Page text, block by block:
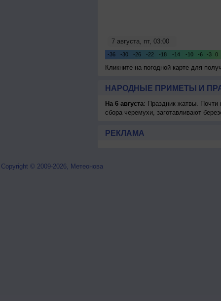
Кликните на погодной карте для
НАРОДНЫЕ ПРИМЕТЫ И
На 6 августа: Праздник жатвы. Почти
сбора черемухи, заготавливают
РЕКЛАМА
Copyright © 2009-2026, Метеонова